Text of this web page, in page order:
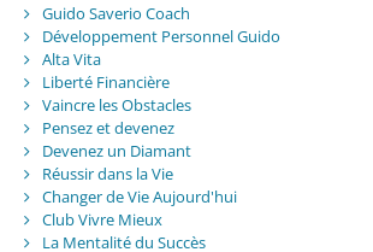
Guido Saverio Coach
Développement Personnel Guido
Alta Vita
Liberté Financière
Vaincre les Obstacles
Pensez et devenez
Devenez un Diamant
Réussir dans la Vie
Changer de Vie Aujourd'hui
Club Vivre Mieux
La Mentalité du Succès